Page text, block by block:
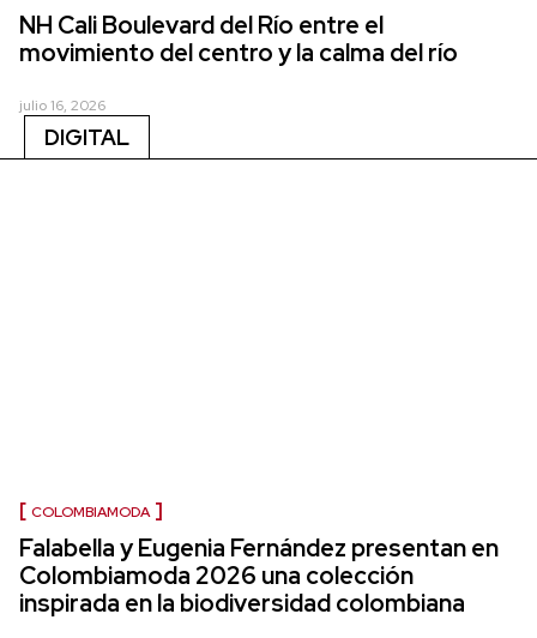
NH Cali Boulevard del Río entre el
movimiento del centro y la calma del río
julio 16, 2026
DIGITAL
COLOMBIAMODA
Falabella y Eugenia Fernández presentan en
Colombiamoda 2026 una colección
inspirada en la biodiversidad colombiana